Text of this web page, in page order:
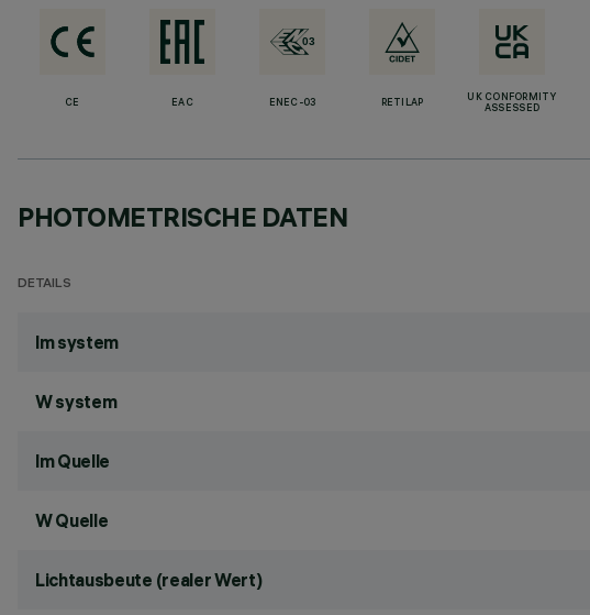
CE EAC ENEC-03 RETILAP
UK CONFORMITY
ASSESSED
PHOTOMETRISCHE DATEN
DETAILS
lm system
W system
lm Quelle
W Quelle
Lichtausbeute (realer Wert)